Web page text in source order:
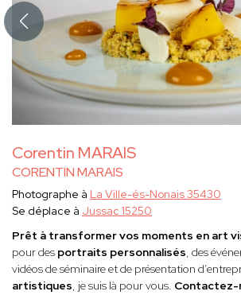
Corentin MARAIS
CORENTIN MARAIS
Photographe à La Ville-és-Nonais 35430
Se déplace à Jussac 15250
Prêt à transformer vos moments en art
pour des portraits personnalisés, des
vidéos de séminaire et de présentation
artistiques, je suis là pour vous. Contactez-